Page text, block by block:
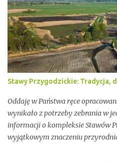
Stawy Przygodzickie: Tradycja,
Oddaję w Państwa ręce
wynikało z potrzeby zebrania w
informacji o kompleksie Stawów
wyjątkowym znaczeniu